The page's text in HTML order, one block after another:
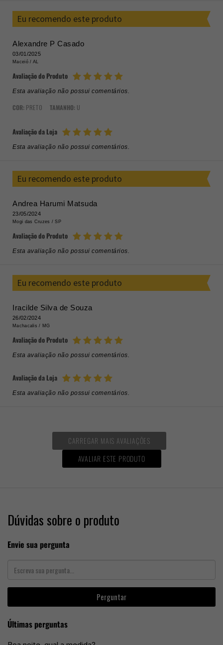
Eu recomendo este produto
Alexandre P Casado
03/01/2025
Maceió / AL
Avaliação do Produto
Esta avaliação não possui comentários.
COR: PRETO TAMANHO: U
Avaliação da Loja
Esta avaliação não possui comentários.
Eu recomendo este produto
Andrea Harumi Matsuda
23/05/2024
Mogi das Cruzes /SP
Avaliação do Produto
Esta avaliação não possui comentários.
Eu recomendo este produto
Iracilde Silva de Souza
26/02/2024
Machacalis / MG
Avaliação do Produto
Esta avaliação não possui comentários.
Avaliação da Loja
Esta avaliação não possui comentários.
CARREGAR MAIS AVALIAÇÕES
AVALIAR ESTE PRODUTO
Dúvidas sobre o produto
Envie sua pergunta
Perguntar
Últimas perguntas